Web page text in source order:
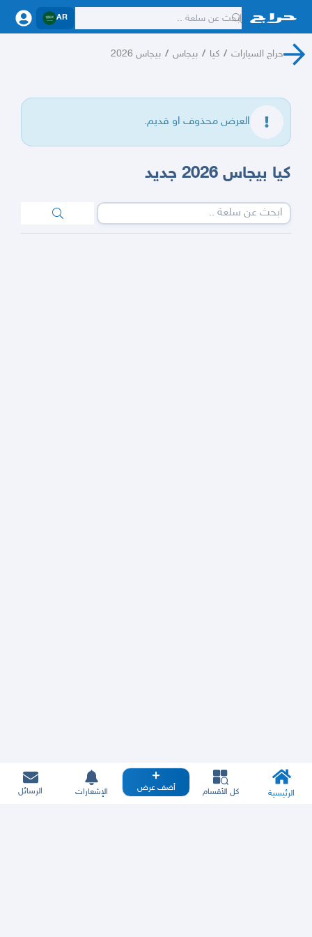
AR
حراج السيارات / كيا / بيجاس / بيجاس 2026
العرض محذوف او قديم.
كيا بيجاس 2026 جديد
الرئيسية كل الأقسام أضف عرض الإشعارات الرسائل